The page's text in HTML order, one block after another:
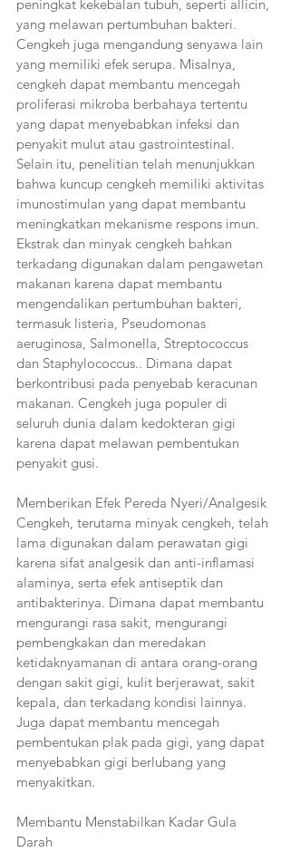
peningkat kekebalan tubuh, seperti allicin,
yang melawan pertumbuhan bakteri.
Cengkeh juga mengandung senyawa lain
yang memiliki efek serupa. Misalnya,
cengkeh dapat membantu mencegah
proliferasi mikroba berbahaya tertentu
yang dapat menyebabkan infeksi dan
penyakit mulut atau gastrointestinal.
Selain itu, penelitian telah menunjukkan
bahwa kuncup cengkeh memiliki aktivitas
imunostimulan yang dapat membantu
meningkatkan mekanisme respons imun.
Ekstrak dan minyak cengkeh bahkan
terkadang digunakan dalam pengawetan
makanan karena dapat membantu
mengendalikan pertumbuhan bakteri,
termasuk listeria, Pseudomonas
aeruginosa, Salmonella, Streptococcus
dan Staphylococcus.. Dimana dapat
berkontribusi pada penyebab keracunan
makanan. Cengkeh juga populer di
seluruh dunia dalam kedokteran gigi
karena dapat melawan pembentukan
penyakit gusi.
Memberikan Efek Pereda Nyeri/Analgesik
Cengkeh, terutama minyak cengkeh, telah
lama digunakan dalam perawatan gigi
karena sifat analgesik dan anti-inflamasi
alaminya, serta efek antiseptik dan
antibakterinya. Dimana dapat membantu
mengurangi rasa sakit, mengurangi
pembengkakan dan meredakan
ketidaknyamanan di antara orang-orang
dengan sakit gigi, kulit berjerawat, sakit
kepala, dan terkadang kondisi lainnya.
Juga dapat membantu mencegah
pembentukan plak pada gigi, yang dapat
menyebabkan gigi berlubang yang
menyakitkan.
Membantu Menstabilkan Kadar Gula
Darah